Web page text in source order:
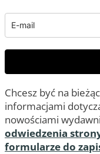
Chcesz być na
informacjami
nowościami
odwiedzenia
formularze do